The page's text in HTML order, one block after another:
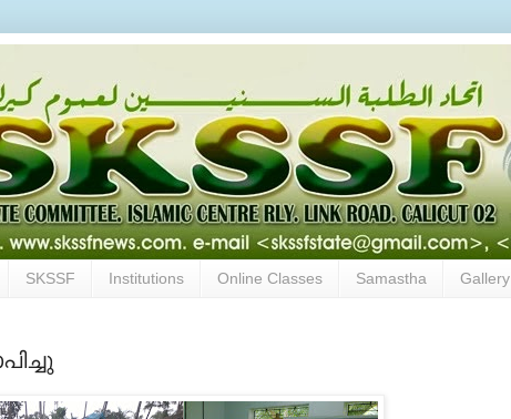
SKSSF Institutions Online Classes Samastha Gallery